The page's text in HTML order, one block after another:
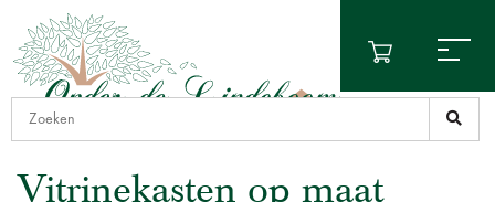
Vitrinekasten op maat